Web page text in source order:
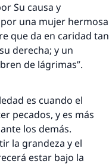
Su causa y
una mujer hermosa
que da en caridad tan
derecha; y un
de lágrimas”.
es cuando el
pecados, y es más
los demás.
la grandeza y el
estar bajo la
IslamQA.